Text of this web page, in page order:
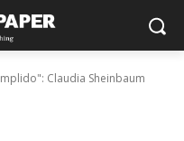
Claudia Sheinbaum